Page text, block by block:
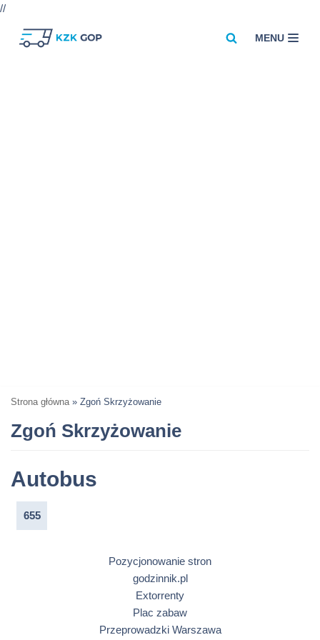
//
MENU
Strona główna » Zgoń Skrzyżowanie
Zgoń Skrzyżowanie
Autobus
655
Pozycjonowanie stron
godzinnik.pl
Extorrenty
Plac zabaw
Przeprowadzki Warszawa